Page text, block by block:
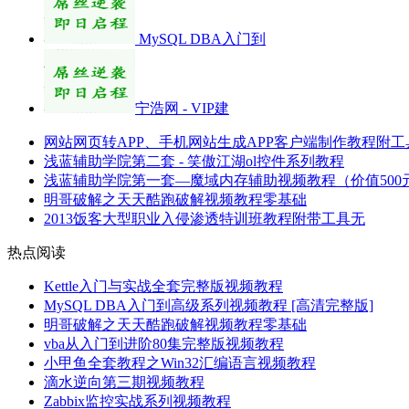
MySQL DBA入门到
宁浩网 - VIP建
网站网页转APP、手机网站生成APP客户端制作教程附工
浅蓝辅助学院第二套 - 笑傲江湖ol控件系列教程
浅蓝辅助学院第一套—魔域内存辅助视频教程（价值500
明哥破解之天天酷跑破解视频教程零基础
2013饭客大型职业入侵渗透特训班教程附带工具无
热点阅读
Kettle入门与实战全套完整版视频教程
MySQL DBA入门到高级系列视频教程 [高清完整版]
明哥破解之天天酷跑破解视频教程零基础
vba从入门到进阶80集完整版视频教程
小甲鱼全套教程之Win32汇编语言视频教程
滴水逆向第三期视频教程
Zabbix监控实战系列视频教程